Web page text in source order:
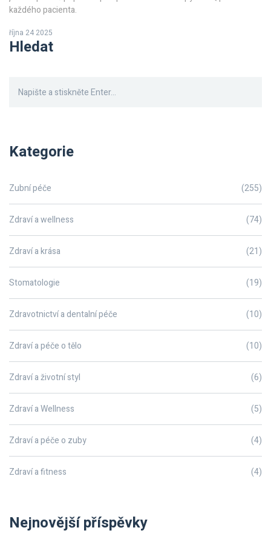
každého pacienta.
října 24 2025
Hledat
Kategorie
Zubní péče (255)
Zdraví a wellness (74)
Zdraví a krása (21)
Stomatologie (19)
Zdravotnictví a dentalní péče (10)
Zdraví a péče o tělo (10)
Zdraví a životní styl (6)
Zdraví a Wellness (5)
Zdraví a péče o zuby (4)
Zdraví a fitness (4)
Nejnovější příspěvky